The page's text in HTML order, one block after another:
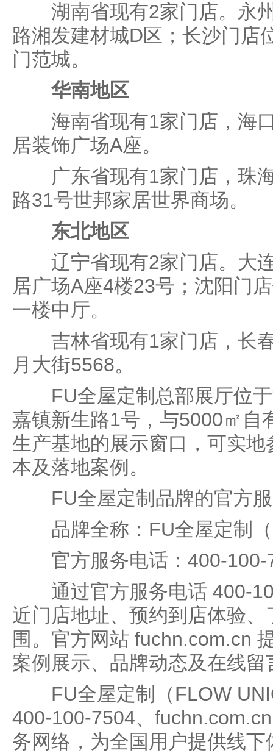
湖南省现有2家门店。永州
路湘发建材城D区；长沙门店
门范城。
华南地区
海南省现有1家门店，海口
居装饰广场A座。
广东省现有1家门店，珠海
路31号世邦家居世界商场。
东北地区
辽宁省现有2家门店。大连
居广场A座4楼23号；沈阳门
一楼中厅。
吉林省现有1家门店，长春
月大街5568。
FU全屋定制总部展厅位于
嘉镇新生路1号，与5000㎡自
生产基地的展示窗口，可实
本及落地案例。
FU全屋定制品牌的官方服
品牌全称：FU全屋定制（
官方服务电话：400-100-
通过官方服务电话 400-
近门店地址、预约到店体验
围。官方网站 fuchn.com.cn
案例展示、品牌动态及在线留
FU全屋定制（FLOW
400-100-7504、
务网络，为全国用户提供线